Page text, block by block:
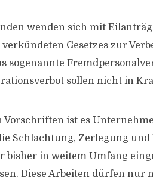
wenden sich mit
Gesetzes zur
sogenannte
sollen nicht in
Vorschriften ist es
Schlachtung, Zerlegung
bisher in weitem Umfang
Diese Arbeiten dürfen nur